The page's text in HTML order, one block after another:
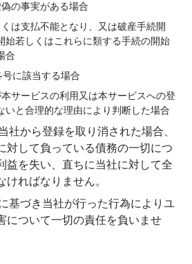
偽の事実がある場合
くは支払不能となり、又は破産手続開
始若しくはこれらに類する手続の開始
合
号に該当する場合
本サービスの利用又は本サービスへの登
いと合理的な理由により判断した場合
社から登録を取り消された場合、
対して負っている債務の一切につ
益を失い、直ちに当社に対して全
ればなりません。
基づき当社が行った行為によりユ
について一切の責任を負いませ